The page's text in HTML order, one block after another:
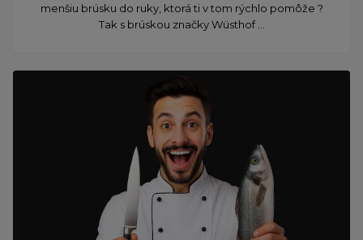
menšiu brúsku do ruky, ktorá ti v tom rýchlo pomôže ?
Tak s brúskou značky Wüsthof ...